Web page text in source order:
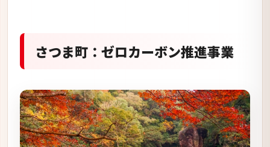
さつま町では、「ゼロカーボン推進事業」という名
称で、ZEHや電気自動車に対する補助金の募集を行っ